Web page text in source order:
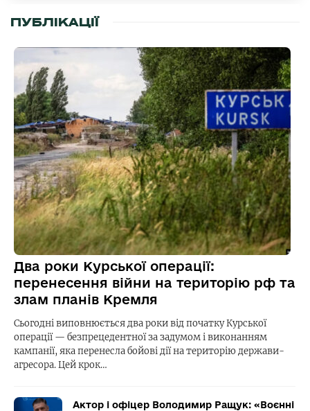
ПУБЛІКАЦІЇ
Два роки Курської операції:
перенесення війни на територію рф та
злам планів Кремля
Сьогодні виповнюється два роки від початку Курської
операції — безпрецедентної за задумом і виконанням
кампанії, яка перенесла бойові дії на територію держави-
агресора. Цей крок…
Актор і офіцер Володимир Ращук: «Воєнні